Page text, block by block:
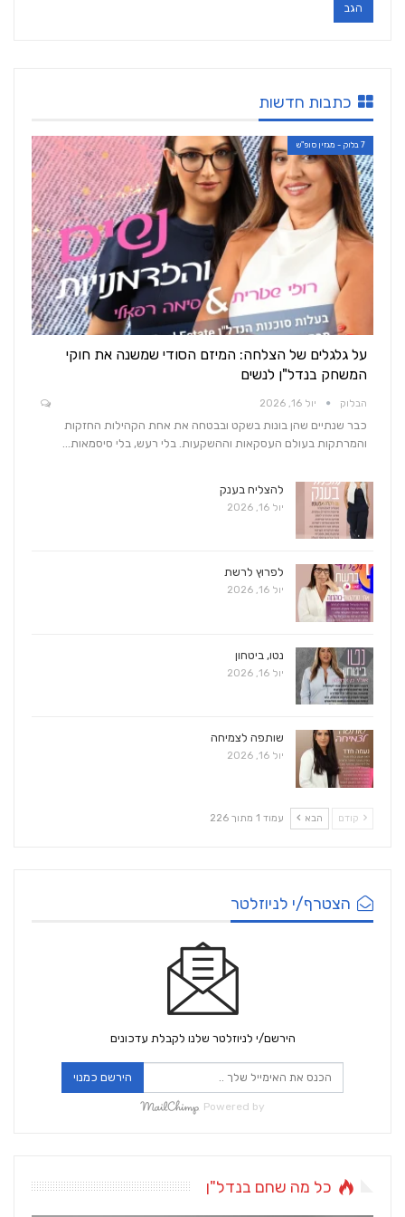
כתבות חדשות
7 בלוק - מגזין סופ"ש
על גלגלים של הצלחה: המיזם הסודי שמשנה את חוקי
המשחק בנדל"ן לנשים
הבלוק יול 16, 2026
כבר שנתיים שהן בונות בשקט ובבטחה את אחת הקהילות החזקות
והמרתקות בעולם העסקאות וההשקעות. בלי רעש, בלי סיסמאות…
להצליח בענק
יול 16, 2026
לפרוץ לרשת
יול 16, 2026
נטו, ביטחון
יול 16, 2026
שותפה לצמיחה
יול 16, 2026
קודם הבא עמוד 1 מתוך 226
הצטרף/י לניוזלטר
הירשם/י לניוזלטר שלנו לקבלת עדכונים
הירשם כמנוי
Powered by
כל מה שחם בנדל"ן